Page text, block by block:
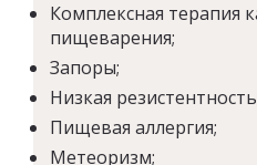
Комплексная терапия
пищеварения;
Запоры;
Низкая
Пищевая аллергия;
Метеоризм;